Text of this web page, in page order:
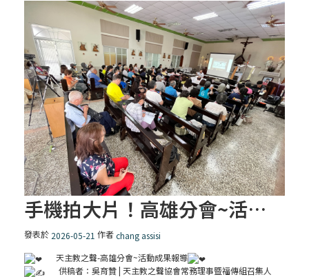
手機拍大片！高雄分會~活動成果報導
發表於 2026-05-21 作者chang assisi
天主教之聲-高雄分會~活動成果報導
供稿者：吳育贊 | 天主教之聲協會常務理事暨福傳組召集人